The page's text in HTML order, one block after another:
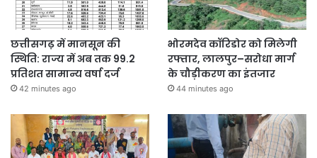
छत्तीसगढ़ में मानसून की
स्थिति: राज्य में अब तक 99.2
प्रतिशत सामान्य वर्षा दर्ज
42 minutes ago
भोरमदेव कॉरिडोर को मिलेगी
रफ्तार, लालपुर–सरोधा मार्ग
के चौड़ीकरण का इंतजार
44 minutes ago